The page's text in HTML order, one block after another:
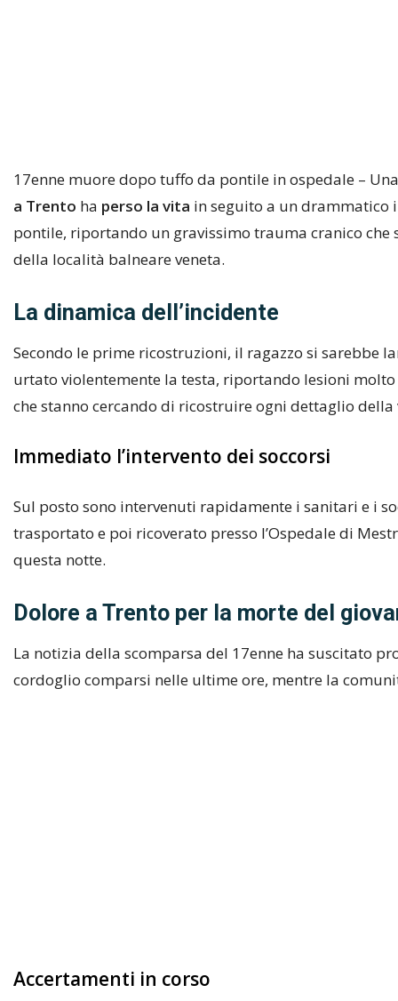
17enne muore dopo tuffo da pontile in ospedale –
a Trento ha perso la vita in seguito a un drammatico
pontile, riportando un gravissimo trauma cranico
della località balneare veneta.
La dinamica dell’incidente
Secondo le prime ricostruzioni, il ragazzo si sarebbe
urtato violentemente la testa, riportando lesioni
che stanno cercando di ricostruire ogni dettaglio della
Immediato l’intervento dei soccorsi
Sul posto sono intervenuti rapidamente i sanitari e i
trasportato e poi ricoverato presso l’Ospedale di
questa notte.
Dolore a Trento per la morte del
La notizia della scomparsa del 17enne ha suscitato
cordoglio comparsi nelle ultime ore, mentre la
Accertamenti in corso